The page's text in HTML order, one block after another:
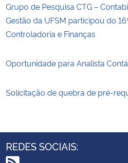
Grupo de Pesquisa CTG –
Gestão da UFSM participou do
Controladoria e Finanças
Oportunidade para Analista
Solicitação de quebra de pré-
REDES SOCIAIS: